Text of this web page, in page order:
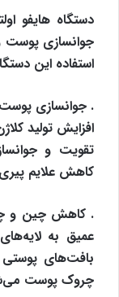
دستگاه هایفو
جوانسازی پوست
استفاده این
. جوانسازی پوست:
افزایش تولید
تقویت و
کاهش علایم
. کاهش چین و
عمیق به
بافت‌های
چروک پوست